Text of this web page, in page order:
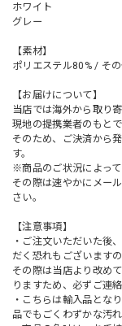
ホワイト
グレー
【素材】
ポリエステル80% / そ
【お届けについて】
当店では海外から取り
現地の提携業者のもと
そのため、ご決済から
す。
※商品のご状況によって
その際は速やかにメー
さい。
【注意事項】
・ご注文いただいた後
だく恐れもございます
その際は当店より改め
りますため、必ずご連
・こちらは輸入品とな
品でもごくわずかな汚